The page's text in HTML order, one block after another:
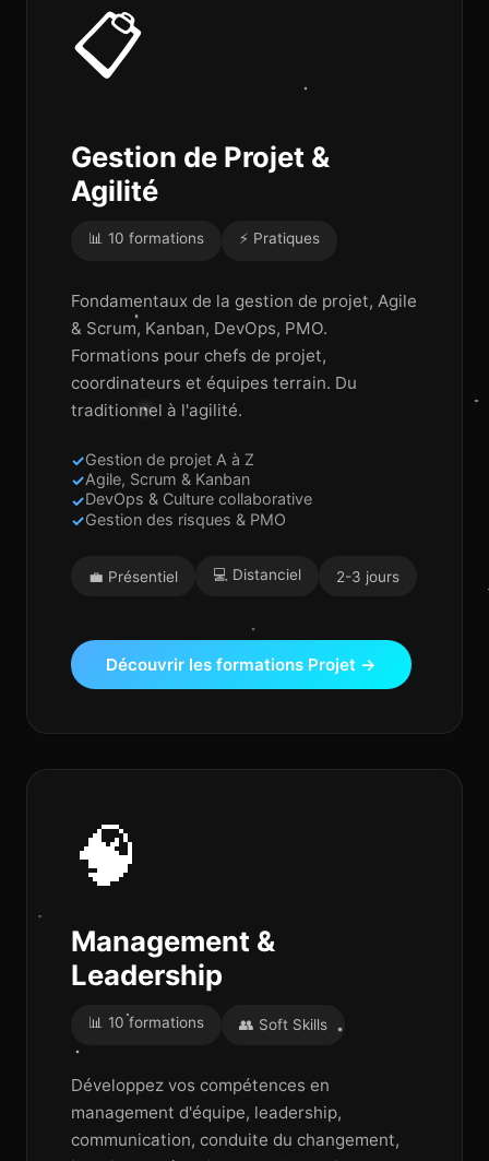
📋
Gestion de Projet &
Agilité
📊 10 formations ⚡ Pratiques
Fondamentaux de la gestion de projet, Agile
& Scrum, Kanban, DevOps, PMO.
Formations pour chefs de projet,
coordinateurs et équipes terrain. Du
traditionnel à l'agilité.
Gestion de projet A à Z
Agile, Scrum & Kanban
DevOps & Culture collaborative
Gestion des risques & PMO
💼 Présentiel 💻 Distanciel 2-3 jours
Découvrir les formations Projet →
🧠
Management &
Leadership
📊 10 formations 👥 Soft Skills
Développez vos compétences en
management d'équipe, leadership,
communication, conduite du changement,